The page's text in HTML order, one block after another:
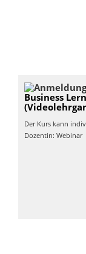
Business
Der Kurs kann
Dozentin: Webinar